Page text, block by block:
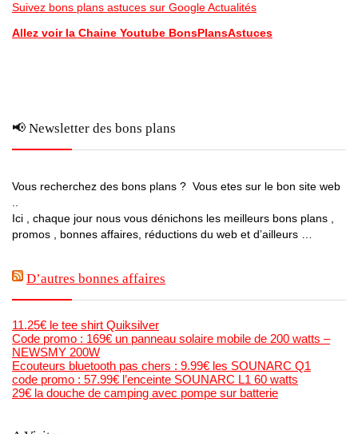
Suivez bons plans astuces sur Google Actualités
Allez voir la Chaine Youtube BonsPlansAstuces
📢 Newsletter des bons plans
Vous recherchez des bons plans ? Vous etes sur le bon site web
..
Ici , chaque jour nous vous dénichons les meilleurs bons plans ,
promos , bonnes affaires, réductions du web et d’ailleurs …
D’autres bonnes affaires
11.25€ le tee shirt Quiksilver
Code promo : 169€ un panneau solaire mobile de 200 watts –
NEWSMY 200W
Ecouteurs bluetooth pas chers : 9.99€ les SOUNARC Q1
code promo : 57.99€ l’enceinte SOUNARC L1 60 watts
29€ la douche de camping avec pompe sur batterie